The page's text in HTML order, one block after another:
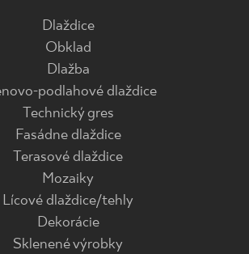
Dlaždice
Obklad
Dlažba
podlahové dlaždice
Technický gres
Fasádne dlaždice
Terasové dlaždice
Mozaiky
Lícové dlaždice/tehly
Dekorácie
Sklenené výrobky